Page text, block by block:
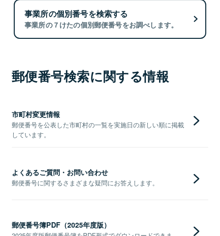
事業所の個別番号を検索する
事業所の７けたの個別郵便番号をお調べします。
郵便番号検索に関する情報
市町村変更情報
郵便番号を公表した市町村の一覧を実施日の新しい順に掲載
しています。
よくあるご質問・お問い合わせ
郵便番号に関するさまざまな疑問にお答えします。
郵便番号簿PDF（2025年度版）